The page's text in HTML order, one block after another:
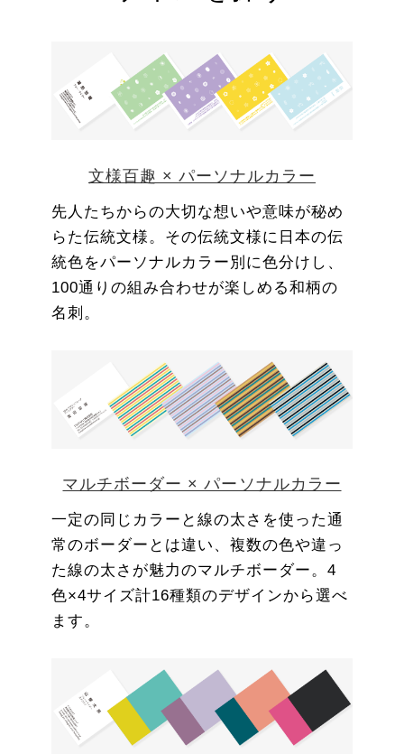
文様百趣 × パーソナルカラー
先人たちからの大切な想いや意味が秘め
らた伝統文様。その伝統文様に日本の伝
統色をパーソナルカラー別に色分けし、
100通りの組み合わせが楽しめる和柄の
名刺。
マルチボーダー × パーソナルカラー
一定の同じカラーと線の太さを使った通
常のボーダーとは違い、複数の色や違っ
た線の太さが魅力のマルチボーダー。4
色×4サイズ計16種類のデザインから選べ
ます。